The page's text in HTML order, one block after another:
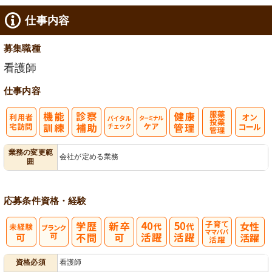
仕事内容
募集職種
看護師
仕事内容
業務の変更範
囲
会社が定める業務
応募条件資格・経験
資格必須
看護師